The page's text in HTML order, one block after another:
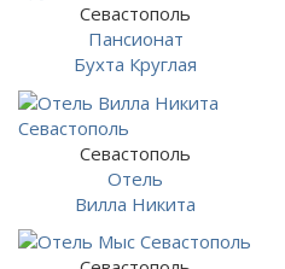
Севастополь
Пансионат
Бухта Круглая
Севастополь
Отель
Вилла Никита